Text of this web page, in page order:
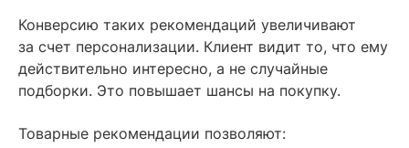
Конверсию таких рекомендаций увеличивают
за счет персонализации. Клиент видит то, что ему
действительно интересно, а не случайные
подборки. Это повышает шансы на покупку.
Товарные рекомендации позволяют: